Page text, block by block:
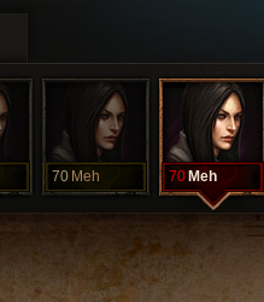
70 Meh 70 Meh